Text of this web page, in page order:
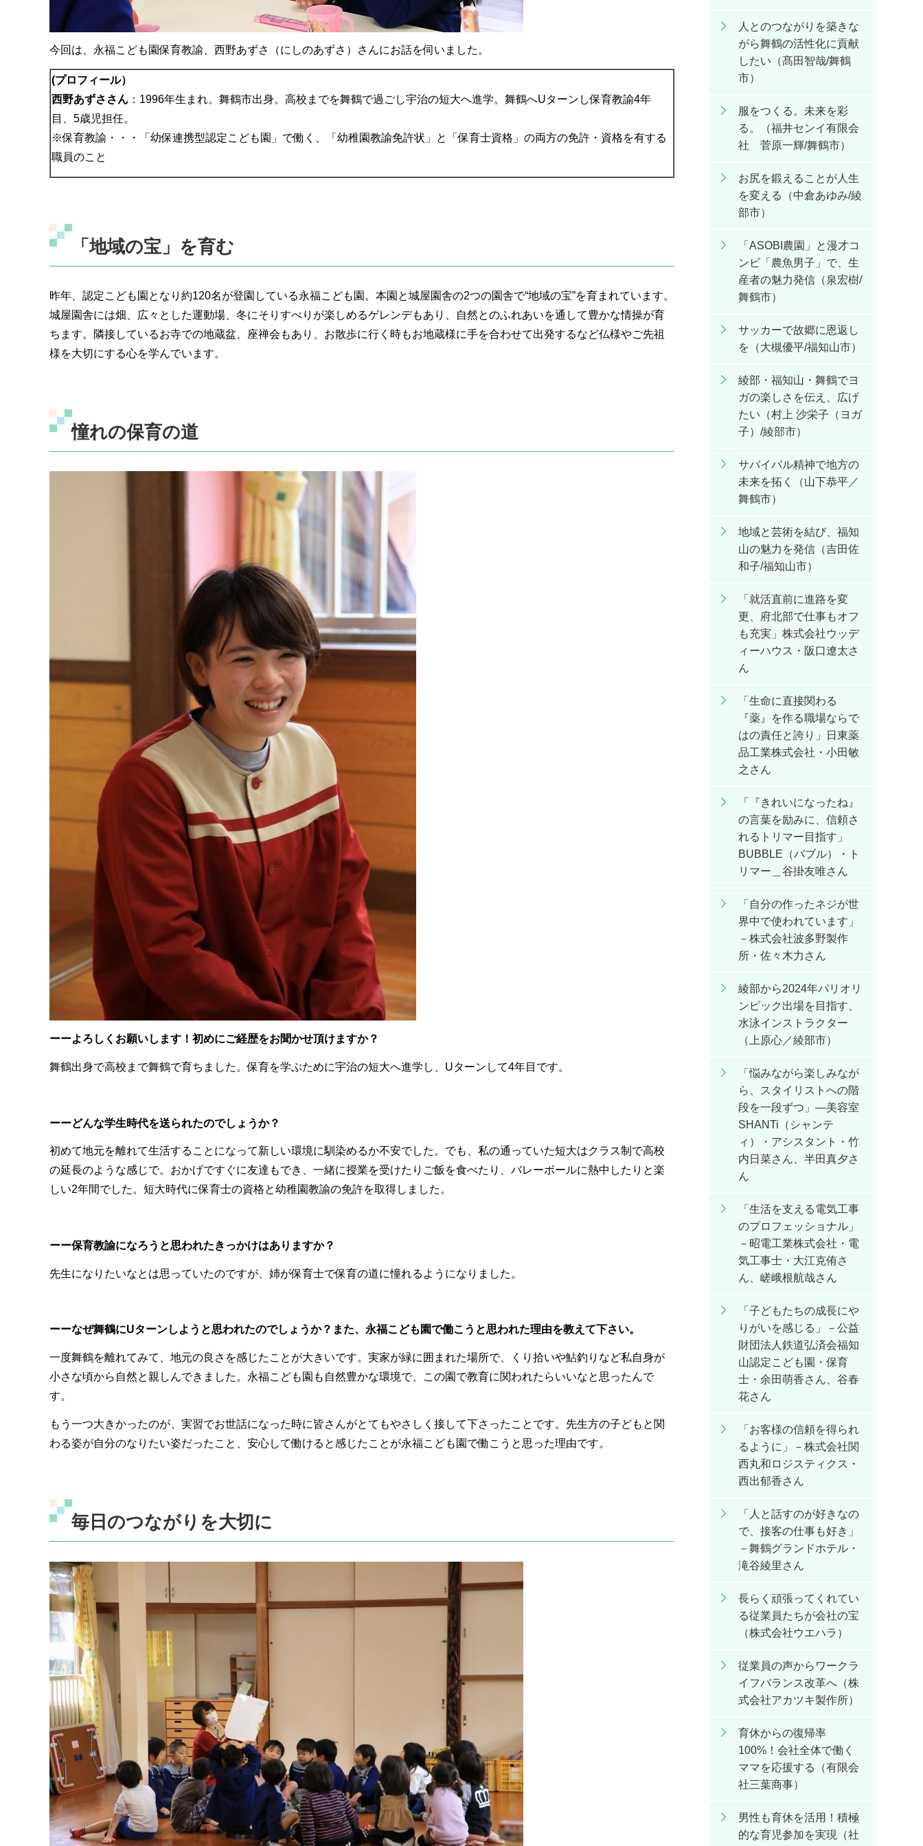
今回は、永福こども園保育教諭、西野あずさ（にしのあずさ）さんにお話を伺いました。
(プロフィール）
西野あずささん ：1996年生まれ。舞鶴市出身。高校までを舞鶴で過ごし宇治の短大へ進学。舞鶴へUターンし保育教諭4年
目、5歳児担任。
※保育教諭・・・「幼保連携型認定こども園」で働く、「幼稚園教諭免許状」と「保育士資格」の両方の免許・資格を有する
職員のこと
「地域の宝」を育む
昨年、認定こども園となり約120名が登園している永福こども園。本園と城屋園舎の2つの園舎で“地域の宝”を育まれています。
城屋園舎には畑、広々とした運動場、冬にそりすべりが楽しめるゲレンデもあり、自然とのふれあいを通して豊かな情操が育
ちます。隣接しているお寺での地蔵盆、座禅会もあり、お散歩に行く時もお地蔵様に手を合わせて出発するなど仏様やご先祖
様を大切にする心を学んでいます。
憧れの保育の道
ーーよろしくお願いします！初めにご経歴をお聞かせ頂けますか？
舞鶴出身で高校まで舞鶴で育ちました。保育を学ぶために宇治の短大へ進学し、Uターンして4年目です。
ーーどんな学生時代を送られたのでしょうか？
初めて地元を離れて生活することになって新しい環境に馴染めるか不安でした。でも、私の通っていた短大はクラス制で高校
の延長のような感じで。おかげですぐに友達もでき、一緒に授業を受けたりご飯を食べたり、バレーボールに熱中したりと楽
しい2年間でした。短大時代に保育士の資格と幼稚園教諭の免許を取得しました。
ーー保育教諭になろうと思われたきっかけはありますか？
先生になりたいなとは思っていたのですが、姉が保育士で保育の道に憧れるようになりました。
ーーなぜ舞鶴にUターンしようと思われたのでしょうか？また、永福こども園で働こうと思われた理由を教えて下さい。
一度舞鶴を離れてみて、地元の良さを感じたことが大きいです。実家が緑に囲まれた場所で、くり拾いや鮎釣りなど私自身が
小さな頃から自然と親しんできました。永福こども園も自然豊かな環境で、この園で教育に関われたらいいなと思ったんで
す。
もう一つ大きかったのが、実習でお世話になった時に皆さんがとてもやさしく接して下さったことです。先生方の子どもと関
わる姿が自分のなりたい姿だったこと、安心して働けると感じたことが永福こども園で働こうと思った理由です。
毎日のつながりを大切に
人とのつながりを築きな
がら舞鶴の活性化に貢献
したい（髙田智哉/舞鶴
市）
服をつくる。未来を彩
る。（福井センイ有限会
社 菅原一輝/舞鶴市）
お尻を鍛えることが人生
を変える（中倉あゆみ/綾
部市）
「ASOBI農園」と漫才コ
ンビ「農魚男子」で、生
産者の魅力発信（泉宏樹/
舞鶴市）
サッカーで故郷に恩返し
を（大槻優平/福知山市）
綾部・福知山・舞鶴でヨ
ガの楽しさを伝え、広げ
たい（村上 沙栄子（ヨガ
子）/綾部市）
サバイバル精神で地方の
未来を拓く（山下恭平／
舞鶴市）
地域と芸術を結び、福知
山の魅力を発信（吉田佐
和子/福知山市）
「就活直前に進路を変
更、府北部で仕事もオフ
も充実」株式会社ウッデ
ィーハウス・阪口遼太さ
ん
「生命に直接関わる
『薬』を作る職場ならで
はの責任と誇り」日東薬
品工業株式会社・小田敏
之さん
「『きれいになったね』
の言葉を励みに、信頼さ
れるトリマー目指す」
BUBBLE（バブル）・ト
リマー＿谷掛友唯さん
「自分の作ったネジが世
界中で使われています」
－株式会社波多野製作
所・佐々木力さん
綾部から2024年パリオリ
ンピック出場を目指す、
水泳インストラクター
（上原心／綾部市）
「悩みながら楽しみなが
ら、スタイリストへの階
段を一段ずつ」―美容室
SHANTi（シャンテ
ィ）・アシスタント・竹
内日菜さん、半田真夕さ
ん
「生活を支える電気工事
のプロフェッショナル」
－昭電工業株式会社・電
気工事士・大江克侑さ
ん、嵯峨根航哉さん
「子どもたちの成長にや
りがいを感じる」－公益
財団法人鉄道弘済会福知
山認定こども園・保育
士・余田萌香さん、谷春
花さん
「お客様の信頼を得られ
るように」－株式会社関
西丸和ロジスティクス・
西出郁香さん
「人と話すのが好きなの
で、接客の仕事も好き」
－舞鶴グランドホテル・
滝谷綾里さん
長らく頑張ってくれてい
る従業員たちが会社の宝
（株式会社ウエハラ）
従業員の声からワークラ
イフバランス改革へ（株
式会社アカツキ製作所）
育休からの復帰率
100%！会社全体で働く
ママを応援する（有限会
社三葉商事）
男性も育休を活用！積極
的な育児参加を実現（社